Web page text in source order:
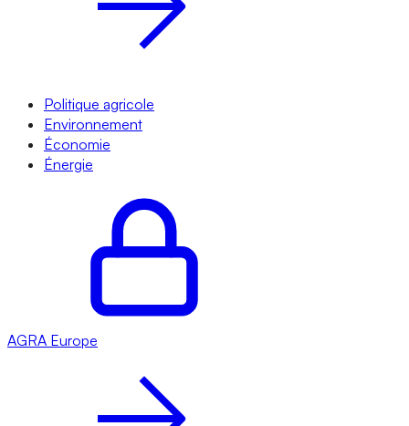
Politique agricole
Environnement
Économie
Énergie
AGRA Europe